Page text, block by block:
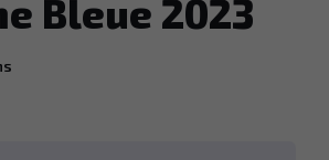
Bleue 2023